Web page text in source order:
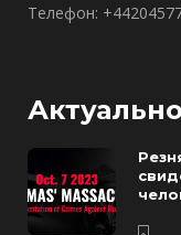
Телефон: